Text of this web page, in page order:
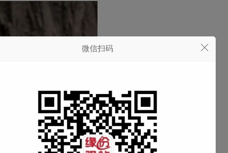
微信扫码